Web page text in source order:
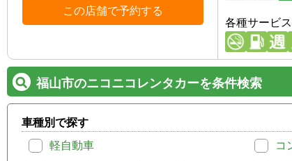
この店舗で予約する
各種サービス
福山市のニコニコレンタカーを条件検索
車種別で探す
軽自動車
コ